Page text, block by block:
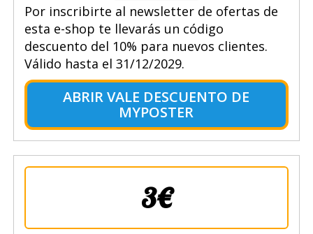
Por inscribirte al newsletter de ofertas de
esta e-shop te llevarás un código
descuento del 10% para nuevos clientes.
Válido hasta el 31/12/2029.
ABRIR VALE DESCUENTO DE
MYPOSTER
3€